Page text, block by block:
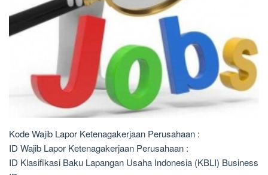
Kode Wajib Lapor Ketenagakerjaan Perusahaan :
ID Wajib Lapor Ketenagakerjaan Perusahaan :
ID Klasifikasi Baku Lapangan Usaha Indonesia (KBLI) Business